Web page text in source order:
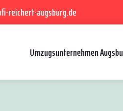
reichert-augsburg.de
Umzugsunternehmen